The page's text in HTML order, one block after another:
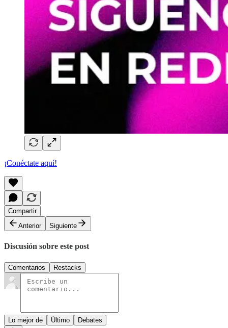
¡Conéctate aquí!
Compartir
Anterior
Siguiente
Discusión sobre este post
Comentarios Restacks
Lo mejor de Último Debates